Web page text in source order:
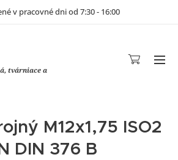
v pracovné dni od 7:30 - 16:00
tvárniace a
M12x1,75 ISO2
DIN 376 B